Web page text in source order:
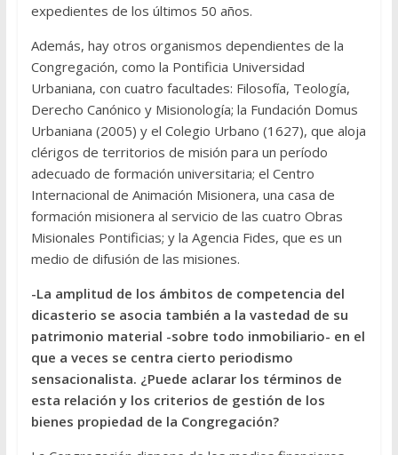
expedientes de los últimos 50 años.
Además, hay otros organismos dependientes de la
Congregación, como la Pontificia Universidad
Urbaniana, con cuatro facultades: Filosofía, Teología,
Derecho Canónico y Misionología; la Fundación Domus
Urbaniana (2005) y el Colegio Urbano (1627), que aloja
clérigos de territorios de misión para un período
adecuado de formación universitaria; el Centro
Internacional de Animación Misionera, una casa de
formación misionera al servicio de las cuatro Obras
Misionales Pontificias; y la Agencia Fides, que es un
medio de difusión de las misiones.
-La amplitud de los ámbitos de competencia del
dicasterio se asocia también a la vastedad de su
patrimonio material -sobre todo inmobiliario- en el
que a veces se centra cierto periodismo
sensacionalista. ¿Puede aclarar los términos de
esta relación y los criterios de gestión de los
bienes propiedad de la Congregación?